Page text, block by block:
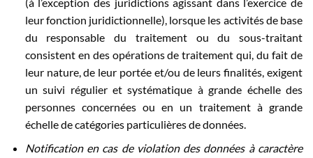
leur fonction juridictionnelle), lorsque les activités de base
du responsable du traitement ou du sous-traitant
consistent en des opérations de traitement qui, du fait de
leur nature, de leur portée et/ou de leurs finalités, exigent
un suivi régulier et systématique à grande échelle des
personnes concernées ou en un traitement à grande
échelle de catégories particulières de données.
Notification en cas de violation des données à caractère